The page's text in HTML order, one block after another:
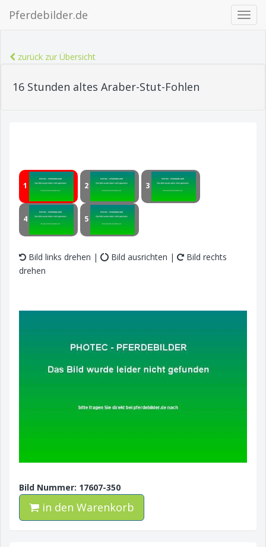
Pferdebilder.de
zurück zur Übersicht
16 Stunden altes Araber-Stut-Fohlen
1 2 3
4 5
Bild links drehen | Bild ausrichten |
Bild rechts
drehen
Bild Nummer: 17607-350
in den Warenkorb